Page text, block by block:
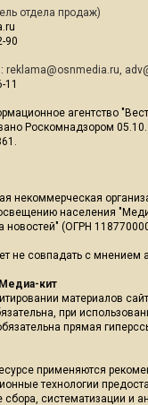
отдела продаж)
90
reklama@osnmedia.ru,
11
агентство
Роскомнадзором
некоммерческая
населения
(ОГРН
не совпадать с мнением
Медиа-кит
материалов
при
прямая
применяются
технологии
систематизации и